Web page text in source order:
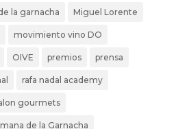
la garnacha Miguel Lorente
movimiento vino DO
OIVE premios prensa
rafa nadal academy
gourmets
de la Garnacha